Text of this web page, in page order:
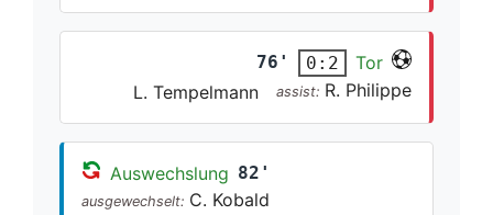
76' 0:2
Tor
L. Tempelmann
assist: R. Philippe
Auswechslung 82'
ausgewechselt: C. Kobald